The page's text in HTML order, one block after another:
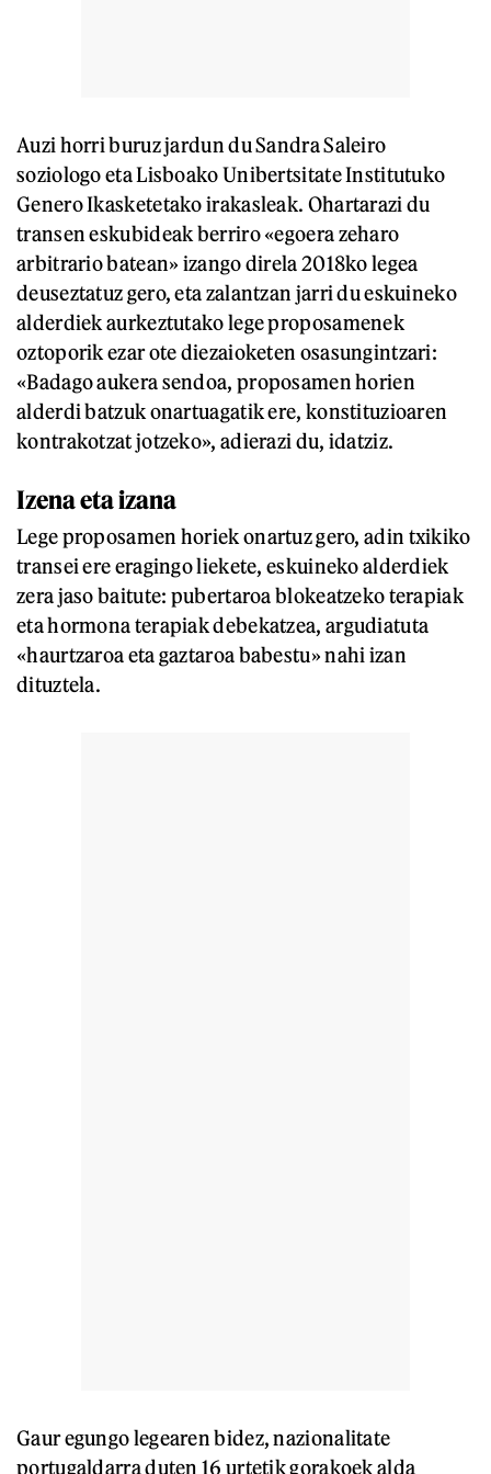
Auzi horri buruz jardun du Sandra Saleiro
soziologo eta Lisboako Unibertsitate Institutuko
Genero Ikasketetako irakasleak. Ohartarazi du
transen eskubideak berriro «egoera zeharo
arbitrario batean» izango direla 2018ko legea
deuseztatuz gero, eta zalantzan jarri du eskuineko
alderdiek aurkeztutako lege proposamenek
oztoporik ezar ote diezaioketen osasungintzari:
«Badago aukera sendoa, proposamen horien
alderdi batzuk onartuagatik ere, konstituzioaren
kontrakotzat jotzeko», adierazi du, idatziz.
Izena eta izana
Lege proposamen horiek onartuz gero, adin txikiko
transei ere eragingo liekete, eskuineko alderdiek
zera jaso baitute: pubertaroa blokeatzeko terapiak
eta hormona terapiak debekatzea, argudiatuta
«haurtzaroa eta gaztaroa babestu» nahi izan
dituztela.
Gaur egungo legearen bidez, nazionalitate
portugaldarra duten 16 urtetik gorakoek alda